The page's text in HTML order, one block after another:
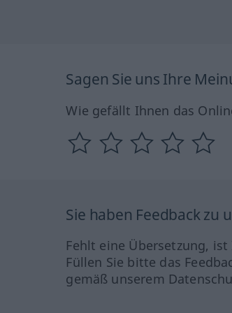
Sagen Sie uns Ihre
Wie gefällt Ihnen das
Sie haben Feedback zu
Fehlt eine Übersetzung,
Füllen Sie bitte das
gemäß unserem